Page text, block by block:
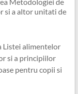
si a altor unitati de
Listei alimentelor
si a principiilor
pentru copii si